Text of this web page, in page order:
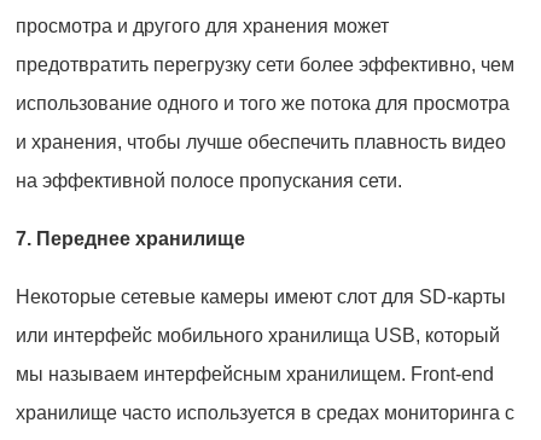
просмотра и другого для хранения может
предотвратить перегрузку сети более эффективно, чем
использование одного и того же потока для просмотра
и хранения, чтобы лучше обеспечить плавность видео
на эффективной полосе пропускания сети.
7. Переднее хранилище
Некоторые сетевые камеры имеют слот для SD-карты
или интерфейс мобильного хранилища USB, который
мы называем интерфейсным хранилищем. Front-end
хранилище часто используется в средах мониторинга с